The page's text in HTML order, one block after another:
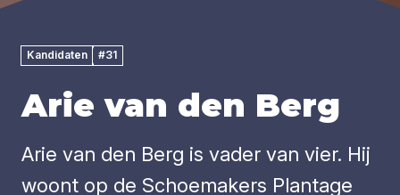
Kandidaten #31
Arie van den Berg
Arie van den Berg is vader van vier. Hij
woont op de Schoemakers Plantage